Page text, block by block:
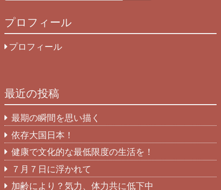
プロフィール
プロフィール
最近の投稿
最期の瞬間を思い描く
依存大国日本！
健康で文化的な最低限度の生活を！
７月７日に浮かれて
加齢により？気力、体力共に低下中